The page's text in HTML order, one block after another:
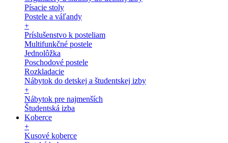
Písacie stoly
Postele a váľandy
+
Príslušenstvo k posteliam
Multifunkčné postele
Jednolôžka
Poschodové postele
Rozkladacie
Nábytok do detskej a študentskej izby
+
Nábytok pre najmenších
Študentská izba
Koberce
+
Kusové koberce